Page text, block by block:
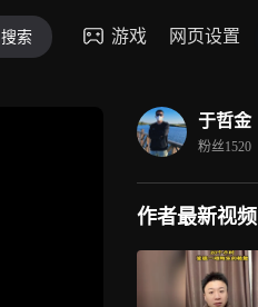
搜索 游戏 网页设置
于哲金
粉丝1520
作者最新视频